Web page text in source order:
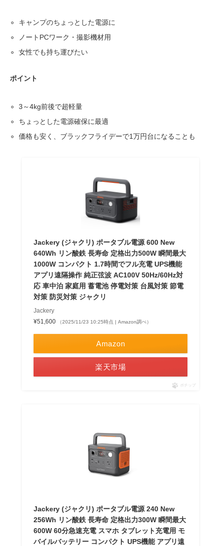
キャンプのちょっとした電源に
ノートPCワーク・撮影機材用
女性でも持ち運びたい
ポイント
3～4kg前後で超軽量
ちょっとした電源確保に最適
価格も安く、ブラックフライデーで1万円台になることも
Jackery (ジャクリ) ポータブル電源 600 New
640Wh リン酸鉄 長寿命 定格出力500W 瞬間最大
1000W コンパクト 1.7時間でフル充電 UPS機能
アプリ遠隔操作 純正弦波 AC100V 50Hz/60Hz対
応 車中泊 家庭用 蓄電池 停電対策 台風対策 節電
対策 防災対策 ジャクリ
Jackery
¥51,600
（2025/11/23 10:25時点 | Amazon調べ）
Amazon
楽天市場
ポチップ
Jackery (ジャクリ) ポータブル電源 240 New
256Wh リン酸鉄 長寿命 定格出力300W 瞬間最大
600W 60分急速充電 スマホ タブレット充電用 モ
バイルバッテリー コンパクト UPS機能 アプリ遠